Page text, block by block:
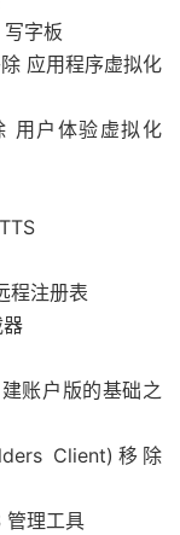
字板
应用程序虚拟化
用户体验虚拟化
程注册表
账户版的基础之
Client)移除
管理工具